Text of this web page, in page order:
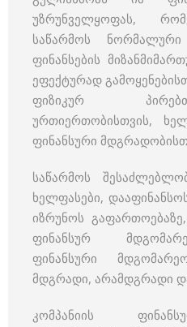
უზრუნველყოფას,
საწარმოს ნორმალური
ფინანსების
ეფექტურად
ფიზიკურ
ურთიერთობისთვის,
ფინანსური
საწარმოს
ხელფასები,
იზრუნოს
ფინანსურ
ფინანსური
მდგრადი, არამდგრადი
კომპანიის